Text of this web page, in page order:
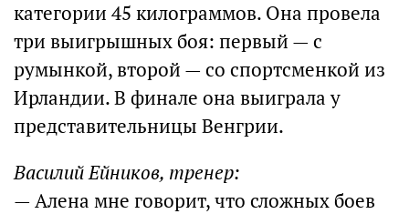
категории 45 килограммов. Она провела
три выигрышных боя: первый — с
румынкой, второй — со спортсменкой из
Ирландии. В финале она выиграла у
представительницы Венгрии.
Василий Ейников, тренер:
— Алена мне говорит, что сложных боев